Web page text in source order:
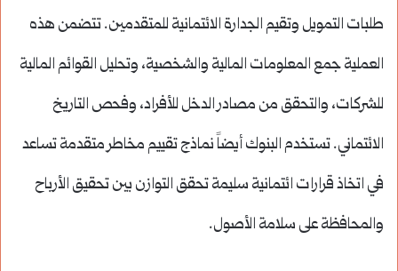
طلبات التمويل وتقيم الجدارة الائتمانية للمتقدمين. تتضمن هذه
العملية جمع المعلومات المالية والشخصية، وتحليل القوائم المالية
للشركات، والتحقق من مصادر الدخل للأفراد، وفحص التاريخ
الائتماني. تستخدم البنوك أيضاً نماذج تقييم مخاطر متقدمة تساعد
في اتخاذ قرارات ائتمانية سليمة تحقق التوازن بين تحقيق الأرباح
والمحافظة على سلامة الأصول.